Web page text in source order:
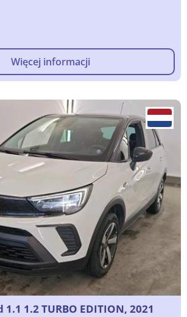
Więcej informacji
1.2 TURBO EDITION, 2021